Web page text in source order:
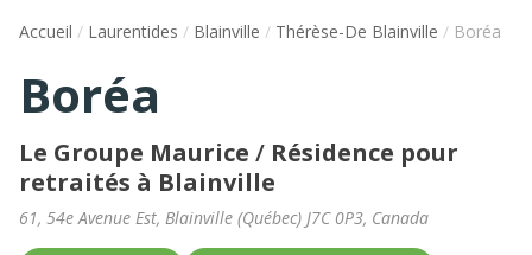
Accueil / Laurentides / Blainville / Thérèse-De Blainville / Boréa
Boréa
Le Groupe Maurice / Résidence pour
retraités à Blainville
61, 54e Avenue Est, Blainville (Québec) J7C 0P3, Canada